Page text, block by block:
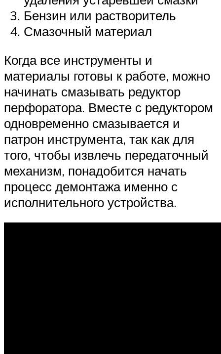
Бензин или растворитель
Смазочный материал
Когда все инструменты и
материалы готовы к работе, можно
начинать смазывать редуктор
перфоратора. Вместе с редуктором
одновременно смазывается и
патрон инструмента, так как для
того, чтобы извлечь передаточный
механизм, понадобится начать
процесс демонтажа именно с
исполнительного устройства.